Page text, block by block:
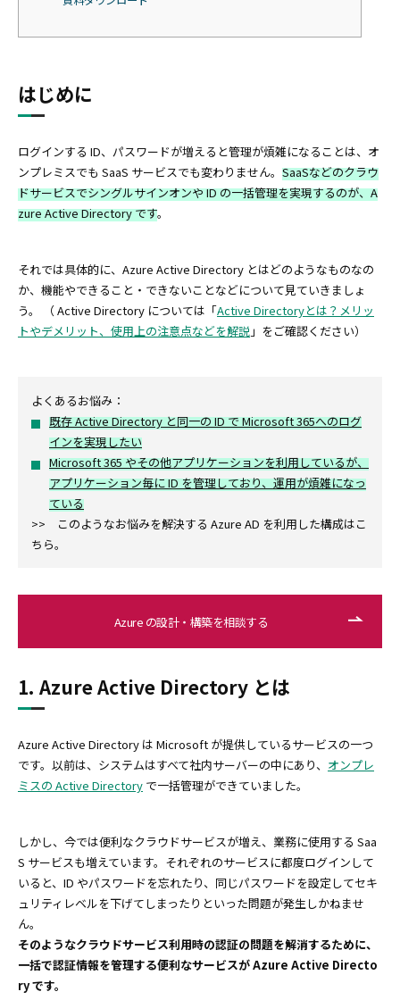
はじめに
ログインする ID、パスワードが増えると管理が煩雑になることは、オ
ンプレミスでも SaaS サービスでも変わりません。 SaaSなどのクラウ
ドサービスでシングルサインオンや ID の一括管理を実現するのが、A
zure Active Directory です。
それでは具体的に、Azure Active Directory とはどのようなものなの
か、機能やできること・できないことなどについて見ていきましょ
う。 （ Active Directory については「Active Directoryとは？メリッ
トやデメリット、使用上の注意点などを解説 」をご確認ください）
よくあるお悩み：
既存 Active Directory と同一の ID で Microsoft 365へのログ
インを実現したい
Microsoft 365 やその他アプリケーションを利用しているが、
アプリケーション毎に ID を管理しており、運用が煩雑になっ
ている
>>
このようなお悩みを解決する Azure AD を利用した構成はこ
ちら。
Azure の設計・構築を相談する
1. Azure Active Directory とは
Azure Active Directory は Microsoft が提供しているサービスの一つ
です。以前は、システムはすべて社内サーバーの中にあり、 オンプレ
ミスの Active Directory で一括管理ができていました。
しかし、今では便利なクラウドサービスが増え、業務に使用する Saa
S サービスも増えています。それぞれのサービスに都度ログインして
いると、ID やパスワードを忘れたり、同じパスワードを設定してセキ
ュリティレベルを下げてしまったりといった問題が発生しかねませ
ん。
そのようなクラウドサービス利用時の認証の問題を解消するために、
一括で認証情報を管理する便利なサービスが Azure Active Directo
ry です。